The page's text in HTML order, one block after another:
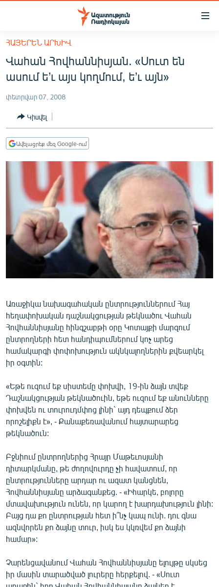
Մատչելիության
հիմնական
բովանդակությանը
հիմնական
մենյուին
ԸՆՏՐՈՒԹՅՈՒՆՆԵՐ 2026
ԻՐԱՎՈՒՆՔ
ՀԱՍԱՐԱԿՈՒԹՅՈՒՆ
ՊԱՏԵՐԱԶՄԻ 6 ՇԱԲԱԹՆԵՐԸ
ՏԱՐԱԾԱՇՐՋԱՆ
ՄԻՋԱԶԳԱՅԻՆ
ՄՇԱԿՈՒՅԹ
ՄԵԿՆԱԲԱՆՈՒԹՅՈՒՆ
ԿՈՐՈՆԱՎԻՐՈՒՍ
ԱՐԽԻՎ
ՏԵՍԱՆՅՈՒԹԵՐ
ԲԱՆԱՎԵՃ
ՁԳՏԵԼՈՎ ԼԱՎԱԳՈՒՅՆԻՆ
ՓՈԴՔԱՍԹ
Հայերեն
Русский
ՀԵՏԵՎԵՔ ՄԵԶ
«Ազատության» բոլոր կայքերը
ՀԱՅԵՐԵՆ ԱՐԽԻՎ
Վահան Հովհաննիսյան. «Սուտ են
ասում ե’ւ այս կողմում, ե’ւ այն»
փետրվար 07, 2008
Կիսվել
Ավելացրեք մեզ Google-ում
Առաջիկա նախագահական ընտրություններում Հայ
հեղափոխական դաշնակցության թեկնածու Վահան
Հովհաննիսյանը հինգշաբթի օրը Կոտայքի մարզում
ընտրողների հետ հանդիպումներում կոչ արեց
համակարգի փոփոխություն ակնկալողներին քվեարկել
իր օգտին:
«Եթե ուզում եք սիստեմը փոխվի, 19-ին ձայն տվեք
Դաշնակցության թեկնածուին, եթե ուզում եք անունները
փոխվեն ու տուրուդմփոց լինի` այդ դեպքում ձեր
որոշելիքն է», - Քանաքեռավանում հայտարարեց
թեկնածուն:
Բջնիում ընտրողներից Հրայր Մաթեւոսյանի
դիտարկմանը, թե ժողովուրդը չի հավատում, որ
ընտրությունները արդար ու ազատ կանցնեն,
Հովհաննիսյանը արձագանքեց. - «Իհարկե, բոլորը
մտավախություն ունեն, որ կարող է խարդախություն լինի:
Բայց դա քո ընտրության հետ ի՞նչ կապ ունի. դու գնա
ազնվորեն քո ձայնը տուր, իսկ ես կկռվեմ քո ձայնի
համար»:
Չարենցավանում Վահան Հովհաննիսյանը ելույթը սկսեց
իր մասին տարածված լուրերը հերքելով. - «Սուտ